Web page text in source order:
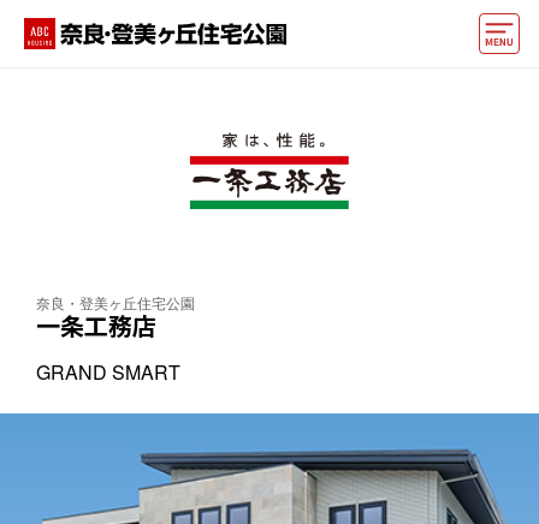
動画でモデルハウス見学
イベント情報・プレゼント
好みからモデルハウスを探す
マイページ アカウント登録
奈良・登美ヶ丘住宅公園
一条工務店
GRAND SMART